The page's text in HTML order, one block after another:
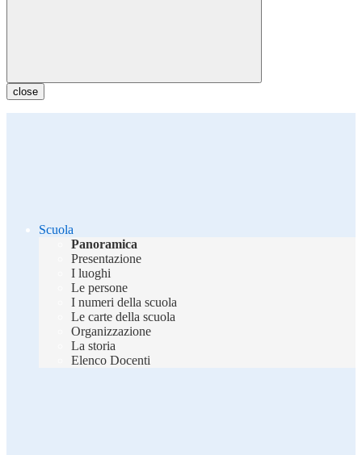
close
Scuola
Panoramica
Presentazione
I luoghi
Le persone
I numeri della scuola
Le carte della scuola
Organizzazione
La storia
Elenco Docenti